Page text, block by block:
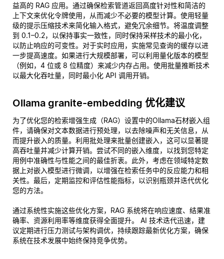
益高的 RAG 应用。通过确保检索管道返回高度针对性和简洁的
上下文来优化令牌使用，从而减少不必要的模型计算。使用轻量
级的提示压缩技术来简化输入格式，避免冗余细节。将温度调整
到 0.1–0.2，以保持事实一致性，同时保持采样技术的最小化，
以防止响应的可变性。对于实时应用，实施常见查询的缓存以进
一步提高速度。如果进行大规模部署，可以利用量化版本的模型
（例如，4 位或 8 位精度）来减少内存占用。使用批量推断技术
以最大化吞吐量，同时最小化 API 调用开销。
Ollama granite-embedding 优化建议
为了优化您的检索增强生成（RAG）设置中的Ollama石材嵌入组
件，请确保对文本数据进行预处理，以去除噪声和无关信息，从
而提升嵌入的质量。利用批处理来批量创建嵌入，这可以显著提
高吞吐量并减少计算开销。尝试不同的嵌入维度，以找到您特定
用例中准确性与性能之间的最佳折衷。此外，考虑在领域特定数
据上对嵌入模型进行微调，以增强在检索任务中的反应能力和相
关性。最后，定期监控和评估性能指标，以识别瓶颈并迭代优化
您的方法。
通过系统性实施这些优化方案，RAG 系统将在响应速度、结果准
确率、资源利用率等维度获得全面提升。 AI 技术迭代迅速，建
议定期进行压力测试与架构调优，持续跟踪最新优化方案，确保
系统在技术发展中始终保持竞争优势。